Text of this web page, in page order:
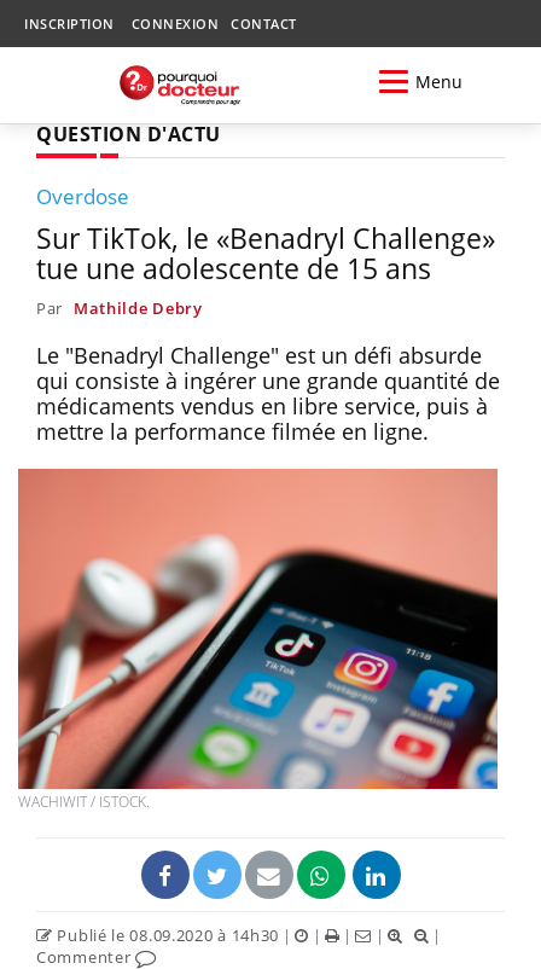
INSCRIPTION CONNEXION CONTACT
Menu
QUESTION D'ACTU
Overdose
Sur TikTok, le «Benadryl Challenge»
tue une adolescente de 15 ans
Par Mathilde Debry
Le "Benadryl Challenge" est un défi absurde
qui consiste à ingérer une grande quantité de
médicaments vendus en libre service, puis à
mettre la performance filmée en ligne.
WACHIWIT / ISTOCK.
Publié le 08.09.2020 à 14h30 | | | |
|
Commenter